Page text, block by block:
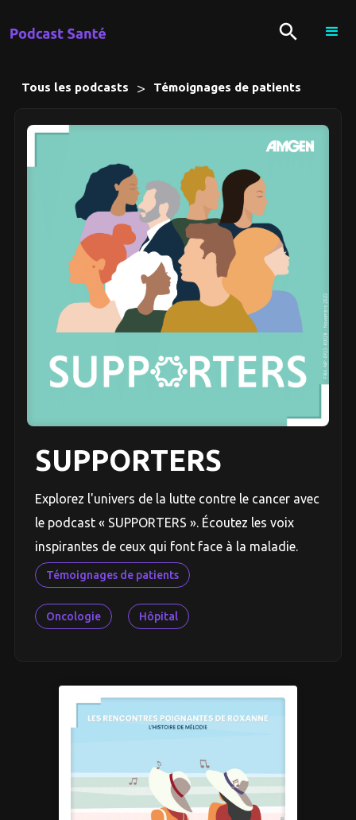
Tous les podcasts > Témoignages de patients
SUPPORTERS
Explorez l'univers de la lutte contre le cancer avec
le podcast « SUPPORTERS ». Écoutez les voix
inspirantes de ceux qui font face à la maladie.
Témoignages de patients
Oncologie Hôpital